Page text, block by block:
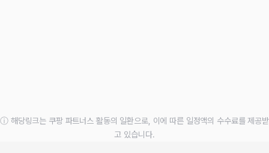
ⓘ 해당링크는 쿠팡 파트너스 활동의 일환으로, 이에 따른 일정액의 수수료를 제공받
고 있습니다.